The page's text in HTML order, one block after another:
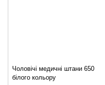
Чоловічі медичні штани 650
білого кольору